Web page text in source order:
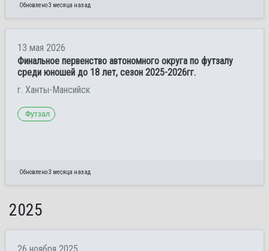
Обновлено 3 месяца назад
13 мая 2026
Финальное первенство автономного округа по футзалу
среди юношей до 18 лет, сезон 2025-2026гг.
г. Ханты-Мансийск
Футзал
Обновлено 3 месяца назад
2025